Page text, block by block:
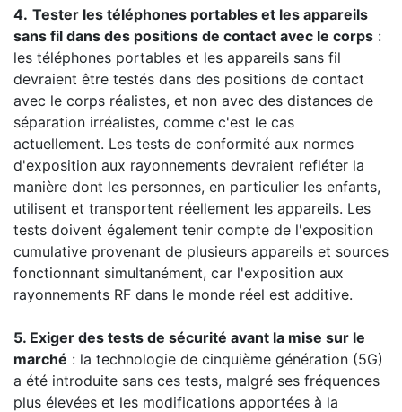
4. Tester les téléphones portables et les appareils
sans fil dans des positions de contact avec le corps :
les téléphones portables et les appareils sans fil
devraient être testés dans des positions de contact
avec le corps réalistes, et non avec des distances de
séparation irréalistes, comme c'est le cas
actuellement. Les tests de conformité aux normes
d'exposition aux rayonnements devraient refléter la
manière dont les personnes, en particulier les enfants,
utilisent et transportent réellement les appareils. Les
tests doivent également tenir compte de l'exposition
cumulative provenant de plusieurs appareils et sources
fonctionnant simultanément, car l'exposition aux
rayonnements RF dans le monde réel est additive.
5. Exiger des tests de sécurité avant la mise sur le
marché : la technologie de cinquième génération (5G)
a été introduite sans ces tests, malgré ses fréquences
plus élevées et les modifications apportées à la